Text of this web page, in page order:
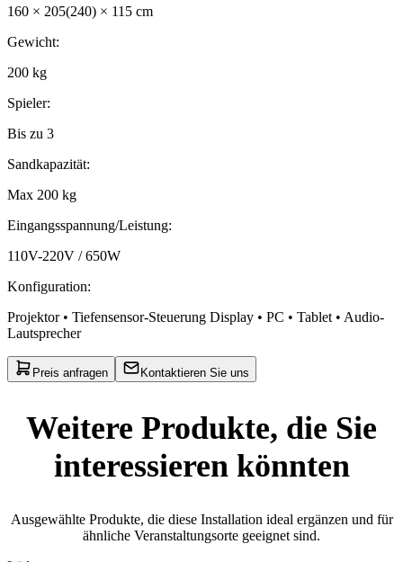
160 × 205(240) × 115 cm
Gewicht:
200 kg
Spieler:
Bis zu 3
Sandkapazität:
Max 200 kg
Eingangsspannung/Leistung:
110V-220V / 650W
Konfiguration:
Projektor • Tiefensensor-Steuerung Display • PC • Tablet • Audio-
Lautsprecher
Preis anfragen Kontaktieren Sie uns
Weitere Produkte, die Sie
interessieren könnten
Ausgewählte Produkte, die diese Installation ideal ergänzen und für
ähnliche Veranstaltungsorte geeignet sind.